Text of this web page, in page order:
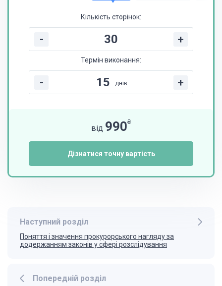
Кількість сторінок:
- +
Термін виконання:
- днів +
від 990₴
Дізнатися точну вартість
Попередній розділ
Наступний розділ
Поняття і значення прокурорського нагляду за
додержанням законів у сфері розслідування